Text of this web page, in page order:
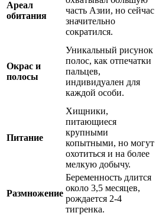
Ареал
обитания
часть Азии, но сейчас
значительно
сократился.
Окрас и
полосы
Уникальный рисунок
полос, как отпечатки
пальцев,
индивидуален для
каждой особи.
Питание
Хищники,
питающиеся
крупными
копытными, но могут
охотиться и на более
мелкую добычу.
Размножение
Беременность длится
около 3,5 месяцев,
рождается 2-4
тигренка.